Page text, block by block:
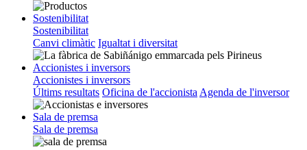
Sostenibilitat
Sostenibilitat
Canvi climàtic Igualtat i diversitat
Accionistes i inversors
Accionistes i inversors
Últims resultats Oficina de l'accionista Agenda de l'inversor
Sala de premsa
Sala de premsa